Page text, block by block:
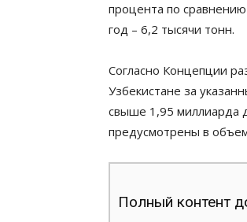
процента по
год – 6,2 тысячи тонн.
Согласно Концепции
Узбекистане за
свыше 1,95 миллиарда
предусмотрены в
Полный контент